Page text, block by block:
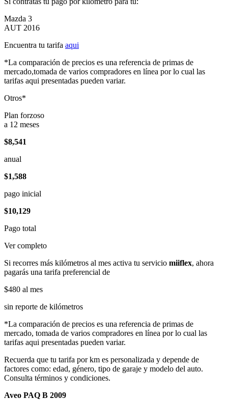
Mazda 3
AUT 2016
Encuentra tu tarifa aqui
*La comparación de precios es una referencia de primas de
mercado,tomada de varios compradores en línea por lo cual las
tarifas aqui presentadas pueden variar.
Otros*
Plan forzoso
a 12 meses
$8,541
anual
$1,588
pago inicial
$10,129
Pago total
Ver completo
Si recorres más kilómetros al mes activa tu servicio miiflex, ahora
pagarás una tarifa preferencial de
$480 al mes
sin reporte de kilómetros
*La comparación de precios es una referencia de primas de
mercado, tomada de varios compradores en línea por lo cual las
tarifas aqui presentadas pueden variar.
Recuerda que tu tarifa por km es personalizada y depende de
factores como: edad, género, tipo de garaje y modelo del auto.
Consulta términos y condiciones.
Aveo PAQ B 2009